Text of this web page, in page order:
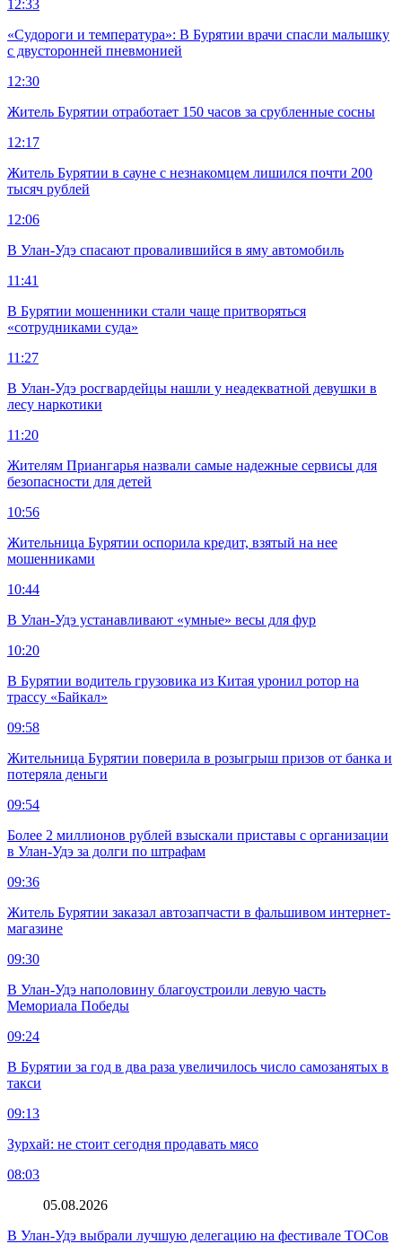
12:33
«Судороги и температура»: В Бурятии врачи спасли малышку
с двусторонней пневмонией
12:30
Житель Бурятии отработает 150 часов за срубленные сосны
12:17
Житель Бурятии в сауне с незнакомцем лишился почти 200
тысяч рублей
12:06
В Улан-Удэ спасают провалившийся в яму автомобиль
11:41
В Бурятии мошенники стали чаще притворяться
«сотрудниками суда»
11:27
В Улан-Удэ росгвардейцы нашли у неадекватной девушки в
лесу наркотики
11:20
Жителям Приангарья назвали самые надежные сервисы для
безопасности для детей
10:56
Жительница Бурятии оспорила кредит, взятый на нее
мошенниками
10:44
В Улан-Удэ устанавливают «умные» весы для фур
10:20
В Бурятии водитель грузовика из Китая уронил ротор на
трассу «Байкал»
09:58
Жительница Бурятии поверила в розыгрыш призов от банка и
потеряла деньги
09:54
Более 2 миллионов рублей взыскали приставы с организации
в Улан-Удэ за долги по штрафам
09:36
Житель Бурятии заказал автозапчасти в фальшивом интернет-
магазине
09:30
В Улан-Удэ наполовину благоустроили левую часть
Мемориала Победы
09:24
В Бурятии за год в два раза увеличилось число самозанятых в
такси
09:13
Зурхай: не стоит сегодня продавать мясо
08:03
05.08.2026
В Улан-Удэ выбрали лучшую делегацию на фестивале ТОСов